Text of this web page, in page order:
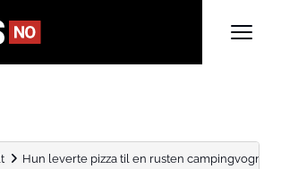
Hun leverte pizza til en rusten campingvogn i